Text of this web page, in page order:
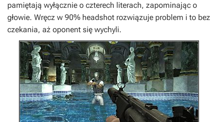
pamiętają wyłącznie o czterech literach, zapominając o
głowie. Wręcz w 90% headshot rozwiązuje problem i to bez
czekania, aż oponent się wychyli.